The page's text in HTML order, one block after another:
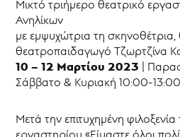
Μικτό τριήμερο θεατρικό
Ανηλίκων
με εμψυχώτρια τη
θεατροπαιδαγωγό Τζωρτζίνα
10 – 12 Μαρτίου 2023 |
Σάββατο & Κυριακή 10:00-13:00
Μετά την επιτυχημένη
εργαστηρίου «Είμαστε όλοι